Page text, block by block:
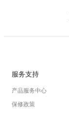
服务支持
产品服务中心
保修政策